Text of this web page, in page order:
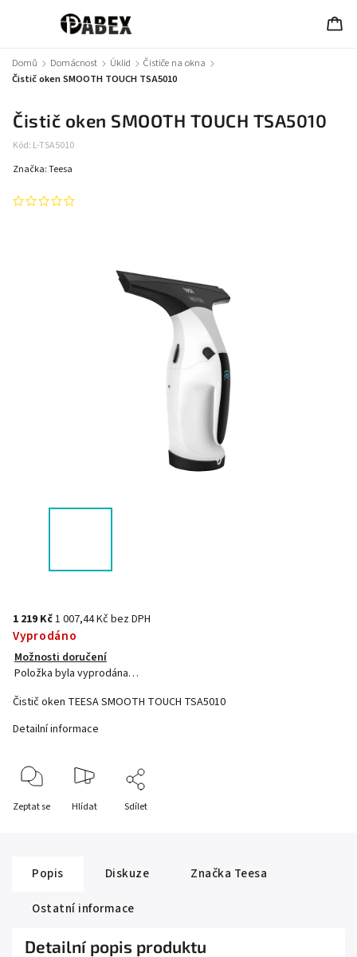
Domů / Domácnost / Úklid / Čističe na okna /
Čistič oken SMOOTH TOUCH TSA5010
Čistič oken SMOOTH TOUCH TSA5010
Kód: L-TSA5010
Značka:Teesa
1 219 Kč1 007,44 Kč bez DPH
Vyprodáno
Možnosti doručení
Položka byla vyprodána…
Čistič oken TEESA SMOOTH TOUCH TSA5010
Detailní informace
Zeptat se Hlídat Sdílet
Popis Diskuze Značka Teesa
Ostatní informace
Detailní popis produktu